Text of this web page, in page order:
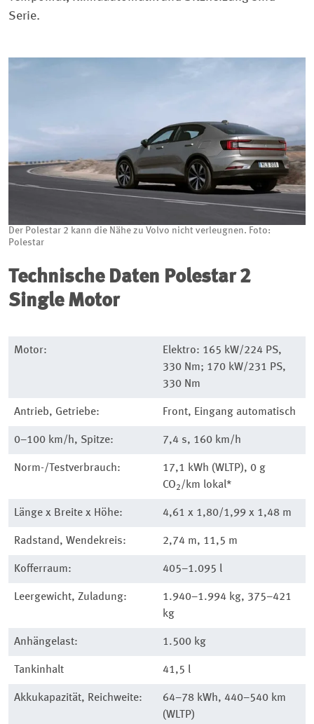
Serie.
Der Polestar 2 kann die Nähe zu Volvo nicht verleugnen. Foto:
Polestar
Technische Daten Polestar 2
Single Motor
Motor:
Elektro: 165 kW/224 PS,
330 Nm; 170 kW/231 PS,
330 Nm
Antrieb, Getriebe: Front, Eingang automatisch
0–100 km/h, Spitze: 7,4 s, 160 km/h
Norm-/Testverbrauch:
17,1 kWh (WLTP), 0 g
CO2/km lokal*
Länge x Breite x Höhe: 4,61 x 1,80/1,99 x 1,48 m
Radstand, Wendekreis: 2,74 m, 11,5 m
Kofferraum: 405–1.095 l
Leergewicht, Zuladung:
1.940–1.994 kg, 375–421
kg
Anhängelast: 1.500 kg
Tankinhalt 41,5 l
Akkukapazität, Reichweite:
64–78 kWh, 440–540 km
(WLTP)